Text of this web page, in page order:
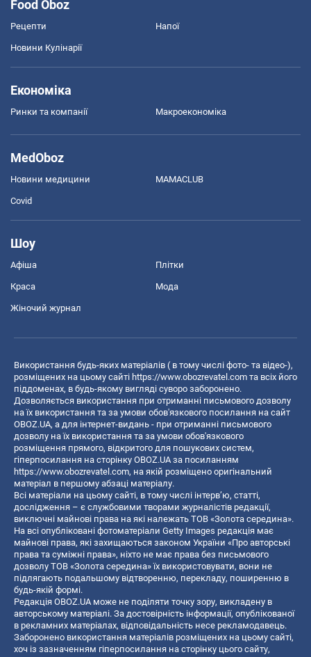
Food Oboz
Рецепти Напої
Новини Кулінарії
Економіка
Ринки та компанії Макроекономіка
MedOboz
Новини медицини MAMACLUB
Covid
Шоу
Афіша Плітки
Краса Мода
Жіночий журнал
Використання будь-яких матеріалів ( в тому числі фото- та відео-),
розміщених на цьому сайті https://www.obozrevatel.com та всіх його
піддоменах, в будь-якому вигляді суворо заборонено.
Дозволяється використання при отриманні письмового дозволу
на їх використання та за умови обов'язкового посилання на сайт
OBOZ.UA, а для інтернет-видань - при отриманні письмового
дозволу на їх використання та за умови обов'язкового
розміщення прямого, відкритого для пошукових систем,
гіперпосилання на сторінку OBOZ.UA за посиланням
https://www.obozrevatel.com, на якій розміщено оригінальний
матеріал в першому абзаці матеріалу.
Всі матеріали на цьому сайті, в тому числі інтерв’ю, статті,
дослідження – є службовими творами журналістів редакції,
виключні майнові права на які належать ТОВ «Золота середина».
На всі опубліковані фотоматеріали Getty Images редакція має
майнові права, які захищаються законом України «Про авторські
права та суміжні права», ніхто не має права без письмового
дозволу ТОВ «Золота середина» їх використовувати, вони не
підлягають подальшому відтворенню, перекладу, поширенню в
будь-якій формі.
Редакція OBOZ.UA може не поділяти точку зору, викладену в
авторському матеріалі. За достовірність інформації, опублікованої
в рекламних матеріалах, відповідальність несе рекламодавець.
Заборонено використання матеріалів розміщених на цьому сайті,
хоч із зазначенням гіперпосилання на сторінку цього сайту,